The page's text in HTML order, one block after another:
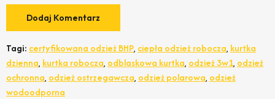
Tagi: certyfikowana odzież BHP, ciepła odzież robocza, kurtka
dzienna, kurtka robocza, odblaskowa kurtka, odzież 3w1, odzież
ochronna, odzież ostrzegawcza, odzież polarowa, odzież
wodoodporna